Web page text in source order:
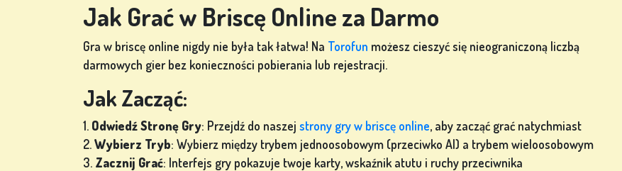
KLASYFIKACJA
Jak Grać w Briscę Online za Darmo
Gra w briscę online nigdy nie była tak łatwa! Na Torofun możesz cieszyć się nieograniczoną liczbą
darmowych gier bez konieczności pobierania lub rejestracji.
Jak Zacząć:
1. Odwiedź Stronę Gry: Przejdź do naszej strony gry w briscę online, aby zacząć grać natychmiast
2.Wybierz Tryb: Wybierz między trybem jednoosobowym (przeciwko AI) a trybem wieloosobowym
3. Zacznij Grać: Interfejs gry pokazuje twoje karty, wskaźnik atutu i ruchy przeciwnika